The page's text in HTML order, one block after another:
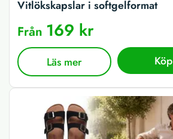
Vitlökskapslar i softgelformat
Från 169 kr
Läs mer Köp